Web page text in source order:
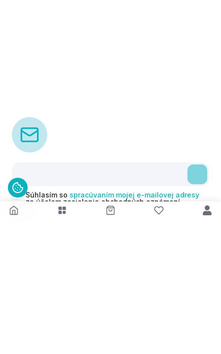
Súhlasím so spracúvaním mojej e-mailovej adresy
za účelom zasielania obchodných oznámení
(newsletterov) v súlade s čl. 6 ods. 1 písm. a)
Nariadenia GDPR. Svoj súhlas môžem kedykoľvek